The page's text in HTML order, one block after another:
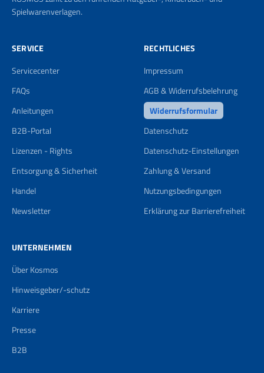
Spielwarenverlagen.
SERVICE
Servicecenter
FAQs
Anleitungen
B2B-Portal
Lizenzen - Rights
Entsorgung & Sicherheit
Handel
Newsletter
RECHTLICHES
Impressum
AGB & Widerrufsbelehrung
Widerrufsformular
Datenschutz
Datenschutz-Einstellungen
Zahlung & Versand
Nutzungsbedingungen
Erklärung zur Barrierefreiheit
UNTERNEHMEN
Über Kosmos
Hinweisgeber/-schutz
Karriere
Presse
B2B